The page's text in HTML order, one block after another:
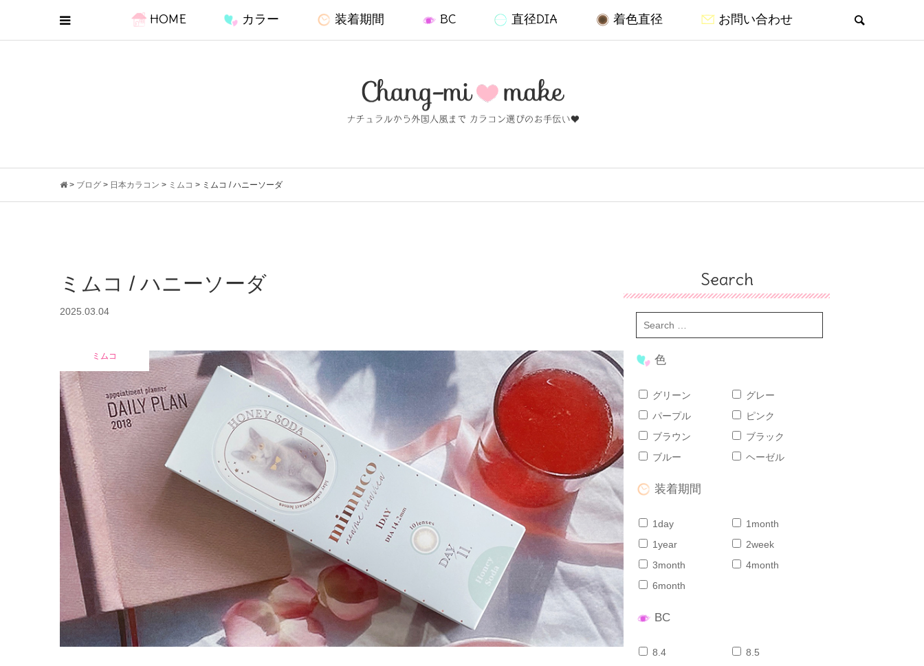
HOME カラー 装着期間 BC 直径DIA 着色直径 お問い合わせ
> ブログ > 日本カラコン > ミムコ > ミムコ / ハニーソーダ
ミムコ / ハニーソーダ
2025.03.04
ミムコ
Search
色
グリーン
グレー
パープル
ピンク
ブラウン
ブラック
ブルー
ヘーゼル
装着期間
1day
1month
1year
2week
3month
4month
6month
BC
8.4
8.5